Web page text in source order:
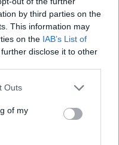
by third parties on the
This information may
on the IAB’s List of
disclose it to other
Outs
of my